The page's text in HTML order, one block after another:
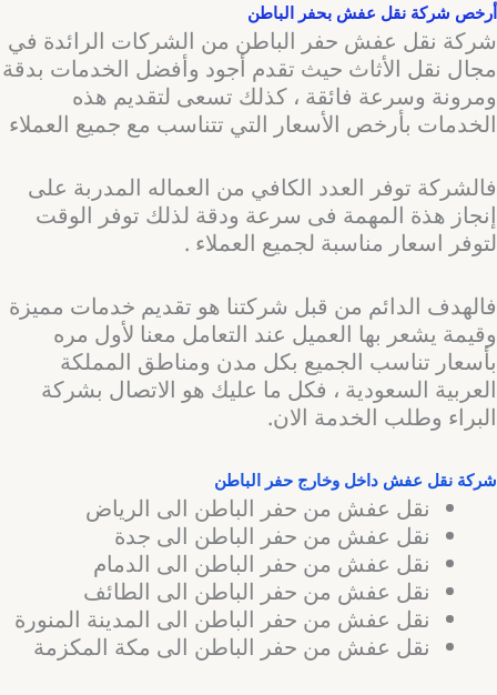
أرخص شركة نقل عفش بحفر الباطن
شركة نقل عفش حفر الباطن من الشركات الرائدة في
مجال نقل الأثاث حيث تقدم أجود وأفضل الخدمات بدقة
ومرونة وسرعة فائقة ، كذلك تسعى لتقديم هذه
الخدمات بأرخص الأسعار التي تتناسب مع جميع العملاء
فالشركة توفر العدد الكافي من العماله المدربة على
إنجاز هذة المهمة فى سرعة ودقة لذلك توفر الوقت
لتوفر اسعار مناسبة لجميع العملاء .
فالهدف الدائم من قبل شركتنا هو تقديم خدمات مميزة
وقيمة يشعر بها العميل عند التعامل معنا لأول مره
بأسعار تناسب الجميع بكل مدن ومناطق المملكة
العربية السعودية ، فكل ما عليك هو الاتصال بشركة
البراء وطلب الخدمة الان.
شركة نقل عفش داخل وخارج حفر الباطن
نقل عفش من حفر الباطن الى الرياض
نقل عفش من حفر الباطن الى جدة
نقل عفش من حفر الباطن الى الدمام
نقل عفش من حفر الباطن الى الطائف
نقل عفش من حفر الباطن الى المدينة المنورة
نقل عفش من حفر الباطن الى مكة المكزمة